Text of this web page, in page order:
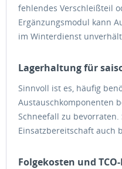
fehlendes Verschleißteil
Ergänzungsmodul kann
im Winterdienst
Lagerhaltung für
Sinnvoll ist es, häufig
Austauschkomponenten
Schneefall zu bevorraten.
Einsatzbereitschaft auch
Folgekosten und